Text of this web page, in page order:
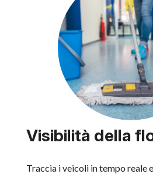
Visibilità della
Traccia i veicoli in tempo reale